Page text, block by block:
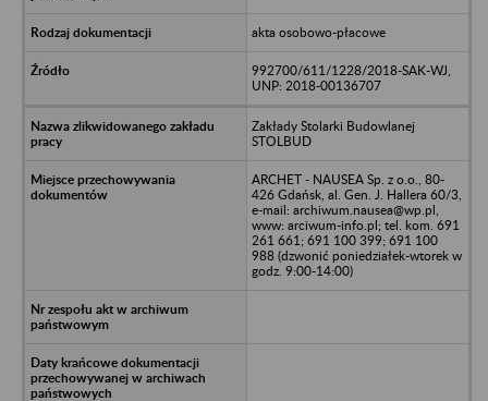
akta osobowo-płacowe
992700/611/1228/2018-SAK-WJ,
UNP: 2018-00136707
Zakłady Stolarki Budowlanej
STOLBUD
ARCHET - NAUSEA Sp. z o.o., 80-
426 Gdańsk, al. Gen. J. Hallera 60/3,
e-mail: archiwum.nausea@wp.pl,
www: arciwum-info.pl; tel. kom. 691
261 661; 691 100 399; 691 100
988 (dzwonić poniedziałek-wtorek w
godz. 9:00-14:00)